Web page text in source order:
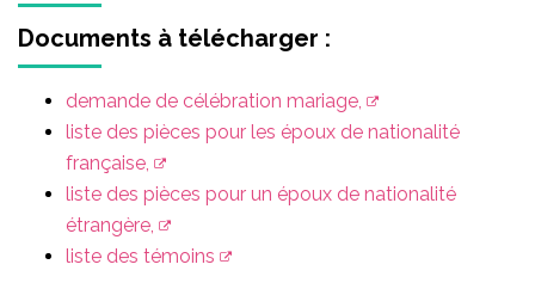
Documents à télécharger :
demande de célébration mariage,
liste des pièces pour les époux de nationalité
française,
liste des pièces pour un époux de nationalité
étrangère,
liste des témoins